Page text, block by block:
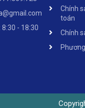
- 18:30
Chính
toán
Chính